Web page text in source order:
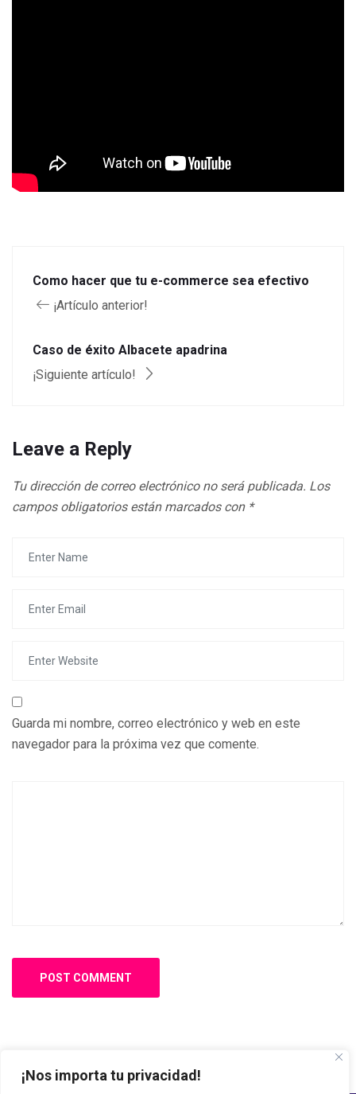
¡Nos importa tu privacidad!
Como hacer que tu e-commerce sea efectivo
¡Artículo anterior!
Caso de éxito Albacete apadrina
¡Siguiente artículo!
Leave a Reply
Tu dirección de correo electrónico no será publicada. Los
campos obligatorios están marcados con *
Guarda mi nombre, correo electrónico y web en este
navegador para la próxima vez que comente.